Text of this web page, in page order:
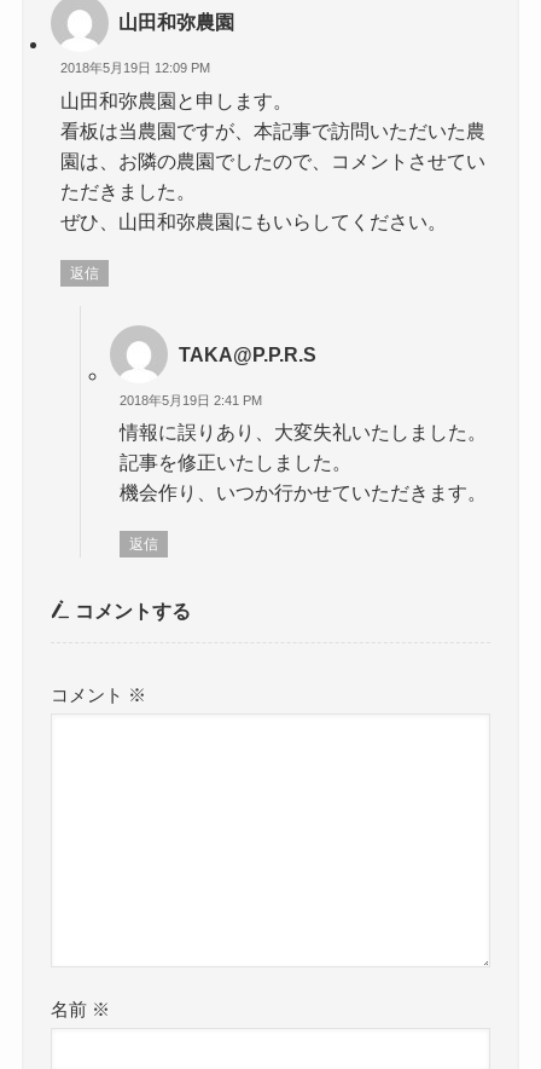
山田和弥農園
2018年5月19日 12:09 PM
山田和弥農園と申します。
看板は当農園ですが、本記事で訪問いただいた農
園は、お隣の農園でしたので、コメントさせてい
ただきました。
ぜひ、山田和弥農園にもいらしてください。
返信
TAKA@P.P.R.S
2018年5月19日 2:41 PM
情報に誤りあり、大変失礼いたしました。
記事を修正いたしました。
機会作り、いつか行かせていただきます。
返信
コメントする
コメント ※
名前 ※